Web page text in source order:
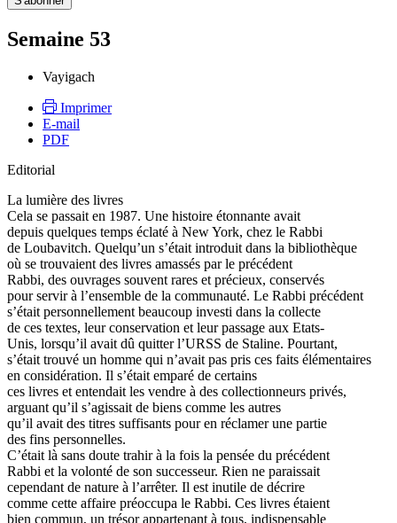
Semaine 53
Vayigach
Imprimer
E-mail
PDF
Editorial
La lumière des livres
Cela se passait en 1987. Une histoire étonnante avait
depuis quelques temps éclaté à New York, chez le Rabbi
de Loubavitch. Quelqu’un s’était introduit dans la bibliothèque
où se trouvaient des livres amassés par le précédent
Rabbi, des ouvrages souvent rares et précieux, conservés
pour servir à l’ensemble de la communauté. Le Rabbi précédent
s’était personnellement beaucoup investi dans la collecte
de ces textes, leur conservation et leur passage aux Etats-
Unis, lorsqu’il avait dû quitter l’URSS de Staline. Pourtant,
s’était trouvé un homme qui n’avait pas pris ces faits élémentaires
en considération. Il s’était emparé de certains
ces livres et entendait les vendre à des collectionneurs privés,
arguant qu’il s’agissait de biens comme les autres
qu’il avait des titres suffisants pour en réclamer une partie
des fins personnelles.
C’était là sans doute trahir à la fois la pensée du précédent
Rabbi et la volonté de son successeur. Rien ne paraissait
cependant de nature à l’arrêter. Il est inutile de décrire
comme cette affaire préoccupa le Rabbi. Ces livres étaient
bien commun, un trésor appartenant à tous, indispensable